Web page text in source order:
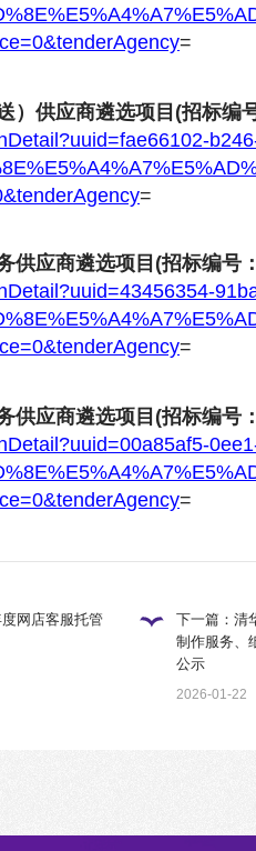
=
）供应商遴选项目(招标编
=
供应商遴选项目(招标编号
=
供应商遴选项目(招标编号
=
网店客服托管
下一篇：清
制作服务、
公示
2026-01-22